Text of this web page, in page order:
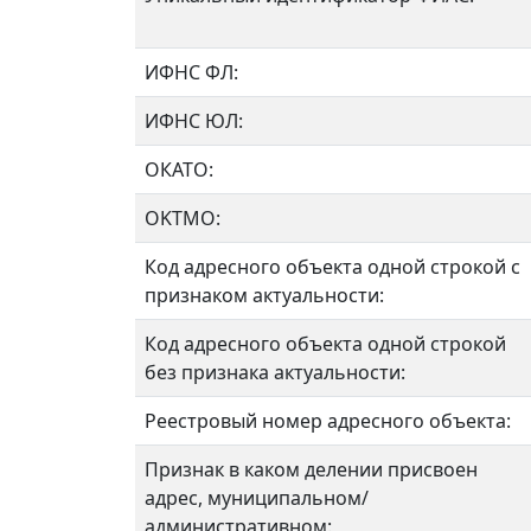
ИФНС ФЛ:
ИФНС ЮЛ:
ОКАТО:
OKTMO:
Код адресного объекта одной строкой с
признаком актуальности:
Код адресного объекта одной строкой
без признака актуальности:
Реестровый номер адресного объекта:
Признак в каком делении присвоен
адрес, муниципальном/